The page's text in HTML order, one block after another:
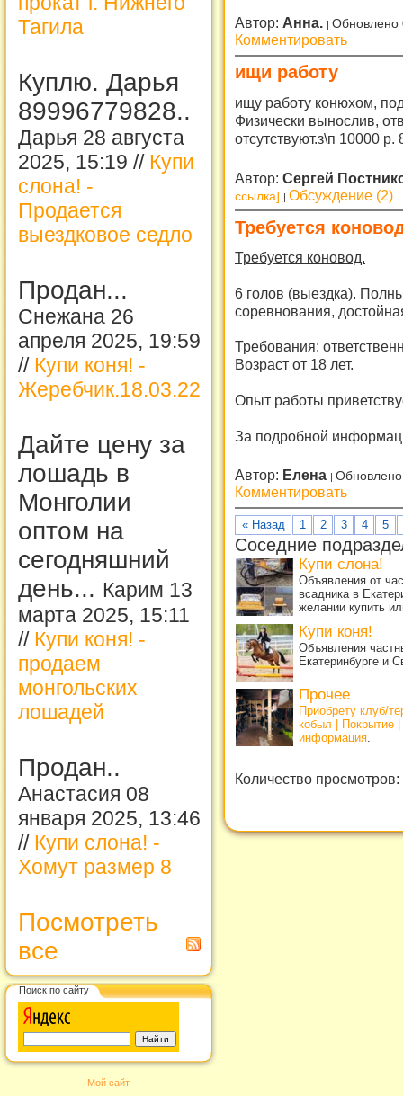
Тагила
Куплю. Дарья
89996779828..
Дарья 28 августа
2025, 15:19 // Купи
слона! -
Продается
выездковое седло
Продан...
Снежана 26
апреля 2025, 19:59
// Купи коня! -
Жеребчик.18.03.22
Дайте цену за
лошадь в
Монголии
оптом на
сегодняшний
день... Карим 13
марта 2025, 15:11
// Купи коня! -
продаем
монгольских
лошадей
Продан..
Анастасия 08
января 2025, 13:46
// Купи слона! -
Хомут размер 8
Посмотреть
все
Поиск по сайту
Мой сайт
Автор: Анна. Обновлено
Комментировать
ищи работу
ищу работу конюхом,
Физически вынослив,
отсутствуют.з\п 10000
Автор: Сергей
ссылка] Обсуждение (2)
Требуется
Требуется коновод.
6 голов (выездка).
соревнования,
Требования:
Возраст от 18 лет.
Опыт работы
За подробной
Автор: Елена
Комментировать
« Назад 1 2 3 4 5
Соседние
Купи слона!
Объявления от
всадника в
желании купить
Купи коня!
Объявления
Екатеринбурге и
Прочее
Приобрету клуб/
кобыл | Покрытие
информация
Количество просмотров: